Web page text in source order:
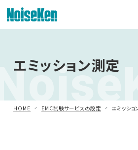
エミッション測定
HOME EMC試験サービスの設定 エミッショ
方形波インパルスノイズ試験器